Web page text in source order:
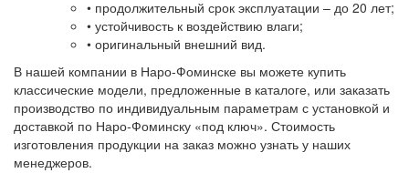
• продолжительный срок эксплуатации – до 20 лет;
• устойчивость к воздействию влаги;
• оригинальный внешний вид.
В нашей компании в Наро-Фоминске вы можете купить
классические модели, предложенные в каталоге, или заказать
производство по индивидуальным параметрам с установкой и
доставкой по Наро-Фоминску «под ключ». Стоимость
изготовления продукции на заказ можно узнать у наших
менеджеров.